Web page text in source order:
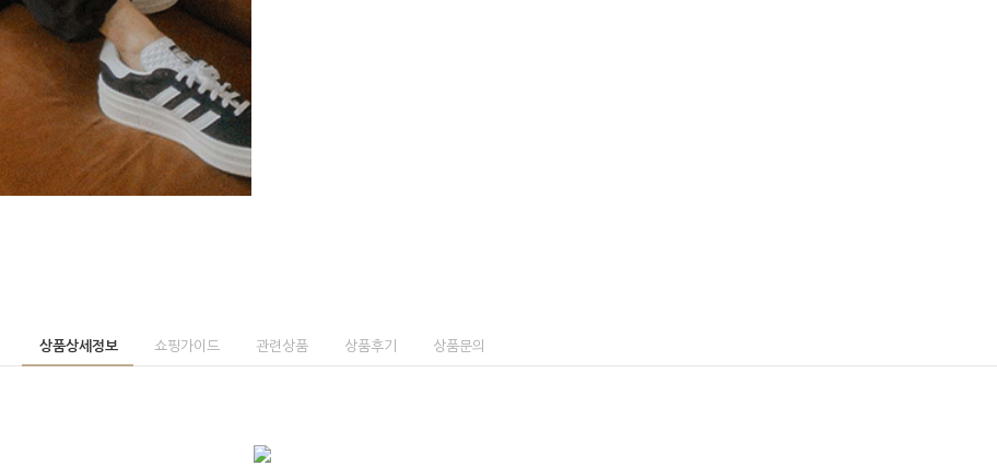
상품상세정보 쇼핑가이드 관련상품 상품후기 상품문의